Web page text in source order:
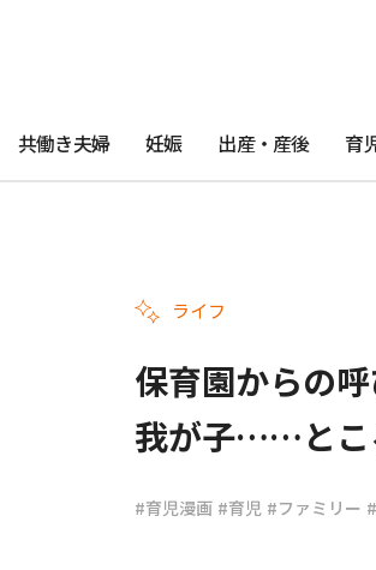
共働き夫婦 妊娠 出産・産後 育
ライフ
保育園からの
我が子……とこ
#育児漫画 #育児 #ファミリー